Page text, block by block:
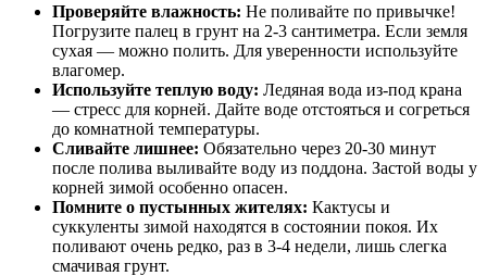
Проверяйте влажность: Не поливайте по привычке!
Погрузите палец в грунт на 2-3 сантиметра. Если земля
сухая — можно полить. Для уверенности используйте
влагомер.
Используйте теплую воду: Ледяная вода из-под крана
— стресс для корней. Дайте воде отстояться и согреться
до комнатной температуры.
Сливайте лишнее: Обязательно через 20-30 минут
после полива выливайте воду из поддона. Застой воды у
корней зимой особенно опасен.
Помните о пустынных жителях: Кактусы и
суккуленты зимой находятся в состоянии покоя. Их
поливают очень редко, раз в 3-4 недели, лишь слегка
смачивая грунт.